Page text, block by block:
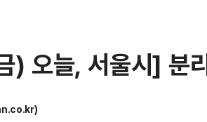
오늘, 서울시] 분